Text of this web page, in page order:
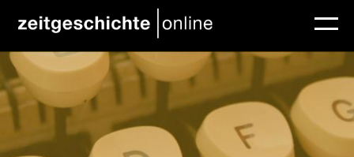
Direkt zum Inhalt